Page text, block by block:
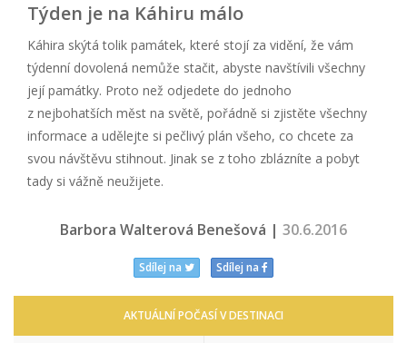
Týden je na Káhiru málo
Káhira skýtá tolik památek, které stojí za vidění, že vám
týdenní dovolená nemůže stačit, abyste navštívili všechny
její památky. Proto než odjedete do jednoho
z nejbohatších měst na světě, pořádně si zjistěte všechny
informace a udělejte si pečlivý plán všeho, co chcete za
svou návštěvu stihnout. Jinak se z toho zblázníte a pobyt
tady si vážně neužijete.
Barbora Walterová Benešová | 30.6.2016
Sdílej na Sdílej na
AKTUÁLNÍ POČASÍ V DESTINACI